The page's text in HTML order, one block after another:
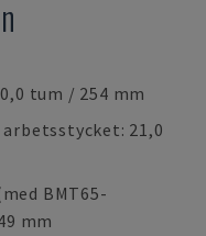
tum / 254 mm
21,0
BMT65-
mm